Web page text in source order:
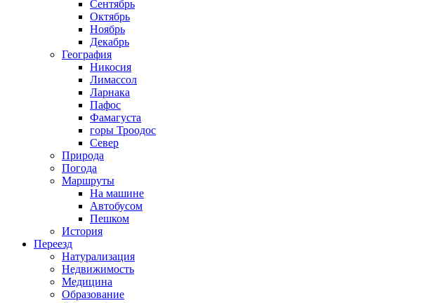
Сентябрь
Октябрь
Ноябрь
Декабрь
География
Никосия
Лимассол
Ларнака
Пафос
Фамагуста
горы Троодос
Север
Природа
Погода
Маршруты
На машине
Автобусом
Пешком
История
Переезд
Натурализация
Недвижимость
Медицина
Образование